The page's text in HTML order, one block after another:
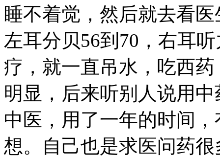
睡不着觉，然后就去看
左耳分贝56到70，右耳
疗，就一直吊水，吃西
明显，后来听别人说用
中医，用了一年的时间
想。自己也是求医问药